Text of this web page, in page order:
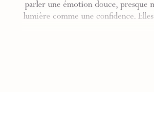
parler une émotion douce, presque
lumière comme une confidence.